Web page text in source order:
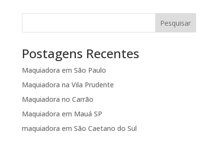
Pesquisar
Postagens Recentes
Maquiadora em São Paulo
Maquiadora na Vila Prudente
Maquiadora no Carrão
Maquiadora em Mauá SP
maquiadora em São Caetano do Sul